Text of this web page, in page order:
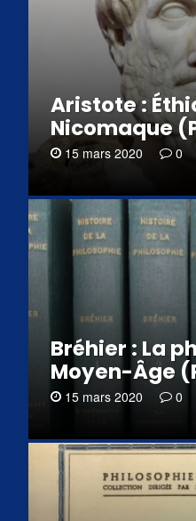
Aristote :
Nicomaque
15 mars 2020 0
Bréhier : La
Moyen-Âge
15 mars 2020 0